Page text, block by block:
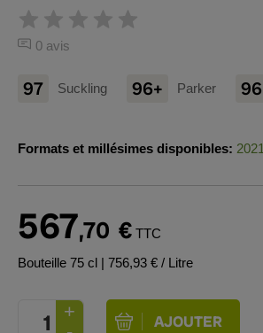
0 avis
97 Suckling 96+ Parker 96
Formats et millésimes disponibles: 2021
567,70 € TTC
Bouteille 75 cl | 756,93 € / Litre